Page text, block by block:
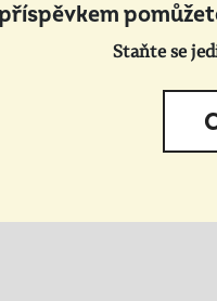
Staňte se